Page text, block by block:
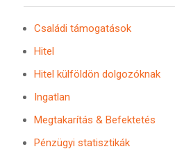
Családi támogatások
Hitel
Hitel külföldön dolgozóknak
Ingatlan
Megtakarítás & Befektetés
Pénzügyi statisztikák